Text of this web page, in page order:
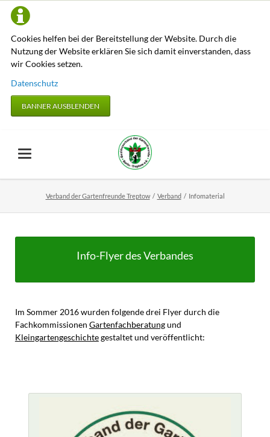
Cookies helfen bei der Bereitstellung der Website. Durch die
Nutzung der Website erklären Sie sich damit einverstanden, dass
wir Cookies setzen.
Datenschutz
BANNER AUSBLENDEN
Verband der Gartenfreunde Treptow Verband Infomaterial
Info-Flyer des Verbandes
Im Sommer 2016 wurden folgende drei Flyer durch die
Fachkommissionen Gartenfachberatungund
Kleingartengeschichtegestaltet und veröffentlicht: